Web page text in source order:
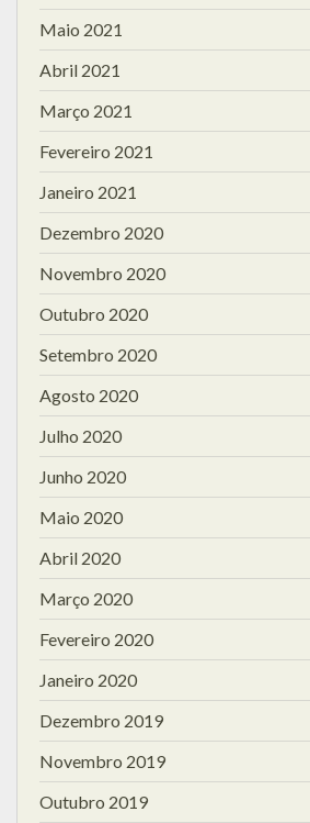
Maio 2021
Abril 2021
Março 2021
Fevereiro 2021
Janeiro 2021
Dezembro 2020
Novembro 2020
Outubro 2020
Setembro 2020
Agosto 2020
Julho 2020
Junho 2020
Maio 2020
Abril 2020
Março 2020
Fevereiro 2020
Janeiro 2020
Dezembro 2019
Novembro 2019
Outubro 2019